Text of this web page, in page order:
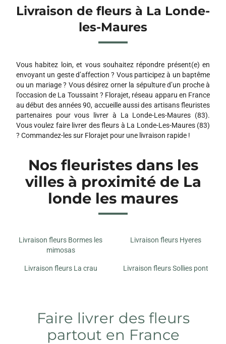
Livraison de fleurs à La Londe-
les-Maures
Vous habitez loin, et vous souhaitez répondre présent(e) en
envoyant un geste d’affection ? Vous participez à un baptême
ou un mariage ? Vous désirez orner la sépulture d’un proche à
l’occasion de La Toussaint ? Florajet, réseau apparu en France
au début des années 90, accueille aussi des artisans fleuristes
partenaires pour vous livrer à La Londe-Les-Maures (83).
Vous voulez faire livrer des fleurs à La Londe-Les-Maures (83)
? Commandez-les sur Florajet pour une livraison rapide !
Nos fleuristes dans les
villes à proximité de La
londe les maures
Livraison fleurs Bormes les
mimosas
Livraison fleurs Hyeres
Livraison fleurs La crau Livraison fleurs Sollies pont
Faire livrer des fleurs
partout en France